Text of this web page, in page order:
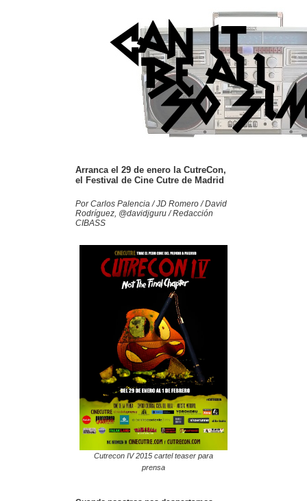
Arranca el 29 de enero la CutreCon,
el Festival de Cine Cutre de Madrid
Por Carlos Palencia / JD Romero / David
Rodríguez, @davidjguru / Redacción
CIBASS
Cutrecon IV 2015 cartel teaser para
prensa